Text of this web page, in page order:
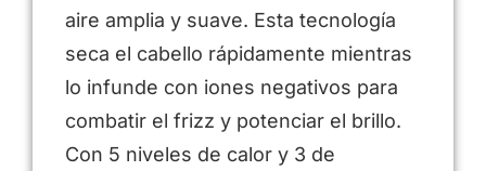
aire amplia y suave. Esta tecnología
seca el cabello rápidamente mientras
lo infunde con iones negativos para
combatir el frizz y potenciar el brillo.
Con 5 niveles de calor y 3 de